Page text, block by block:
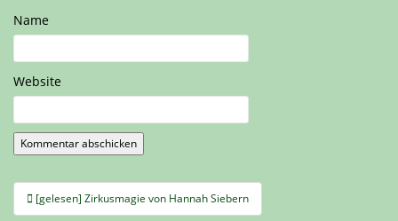
Name
Website
Beitragsnavigation
[gelesen] Zirkusmagie von Hannah Siebern